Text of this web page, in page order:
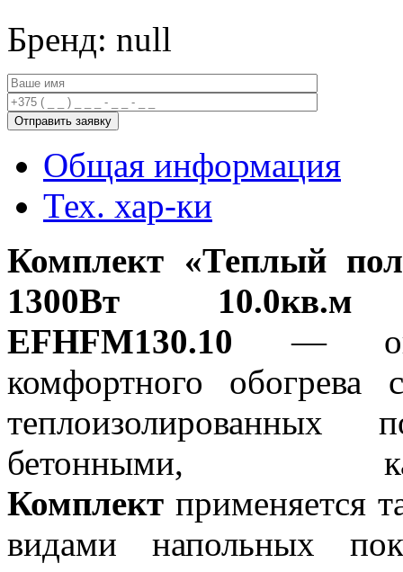
Бренд: null
Общая информация
Тех. хар-ки
Комплект «Теплый
1300Вт
EFHFM130.10—
комфортного
бетонными,
Комплект применяется
видами напольных